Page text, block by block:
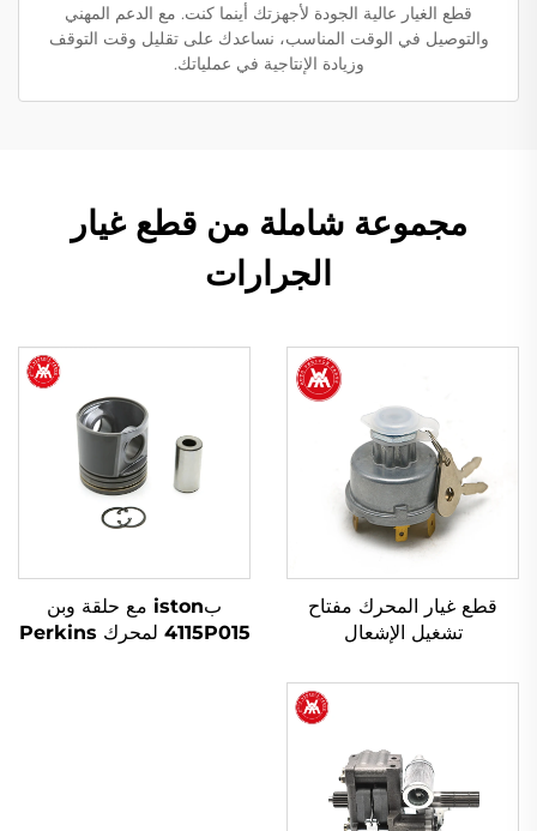
قطع الغيار عالية الجودة لأجهزتك أينما كنت. مع الدعم المهني
والتوصيل في الوقت المناسب، نساعدك على تقليل وقت التوقف
وزيادة الإنتاجية في عملياتك.
مجموعة شاملة من قطع غيار
الجرارات
قطع غيار المحرك مفتاح
تشغيل الإشعال
Massey Ferguson
بiston مع حلقة وبن
4115P015 لمحرك Perkins